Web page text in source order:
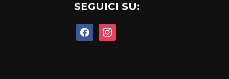
SEGUICI SU:
facebookinstagram